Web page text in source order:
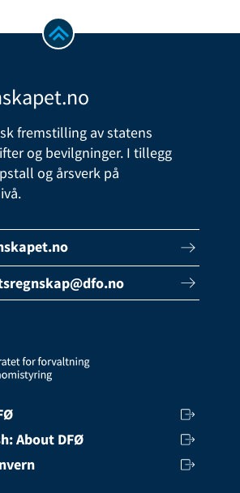
fremstilling av statens
og bevilgninger. I tillegg
og årsverk på
About DFØ